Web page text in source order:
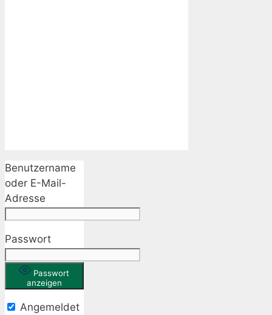
Benutzername
oder E-Mail-
Adresse
Passwort
Passwort
anzeigen
Angemeldet